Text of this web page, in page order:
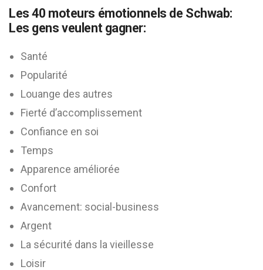
Les 40 moteurs émotionnels de Schwab:
Les gens veulent gagner:
Santé
Popularité
Louange des autres
Fierté d’accomplissement
Confiance en soi
Temps
Apparence améliorée
Confort
Avancement: social-business
Argent
La sécurité dans la vieillesse
Loisir